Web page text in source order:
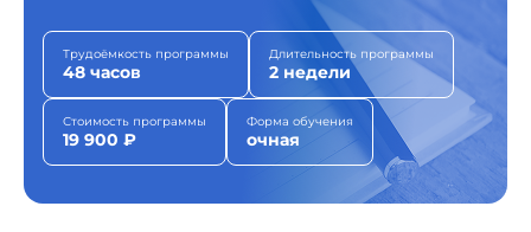
Трудоёмкость программы
48 часов
Длительность программы
2 недели
Стоимость программы
19 900 ₽
Форма обучения
очная